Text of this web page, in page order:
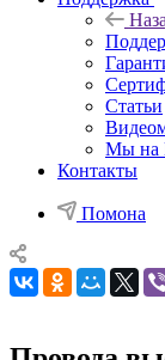
Статьи
Мы на
Контакты
Помона